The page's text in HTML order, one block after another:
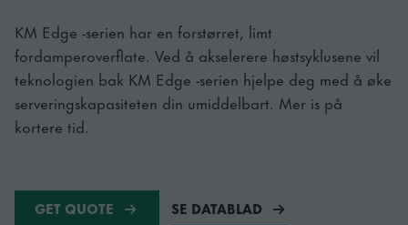
KM Edge -serien har en forstørret, limt
fordamperoverflate. Ved å akselerere høstsyklusene vil
teknologien bak KM Edge -serien hjelpe deg med å øke
serveringskapasiteten din umiddelbart. Mer is på
kortere tid.
GET QUOTE SE DATABLAD